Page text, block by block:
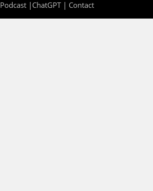
Podcast| ChatGPT| Contact